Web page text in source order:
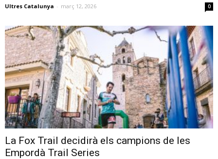
Ultres Catalunya - març 12, 2026 0
La Fox Trail decidirà els campions de les
Empordà Trail Series